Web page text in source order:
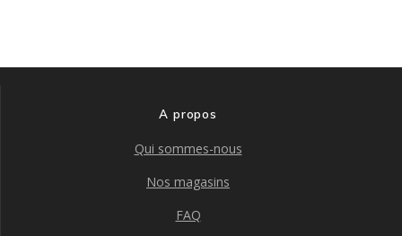
A propos
Qui sommes-nous
Nos magasins
FAQ